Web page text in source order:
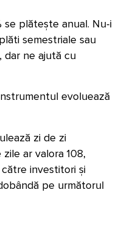
se plătește anual. Nu-i
semestriale sau
dar ne ajută cu
evoluează
zi de zi
ar valora 108,
investitori și
pe următorul